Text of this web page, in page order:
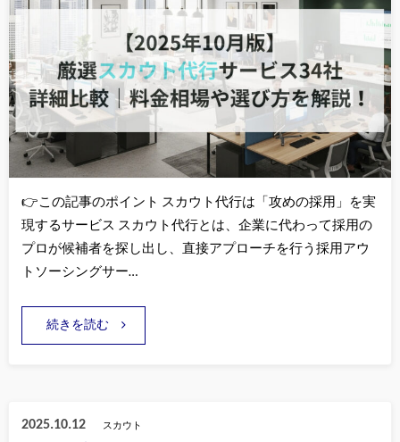
👉この記事のポイント スカウト代行は「攻めの採用」を実
現するサービス スカウト代行とは、企業に代わって採用の
プロが候補者を探し出し、直接アプローチを行う採用アウ
トソーシングサー…
続きを読む
2025.10.12 スカウト